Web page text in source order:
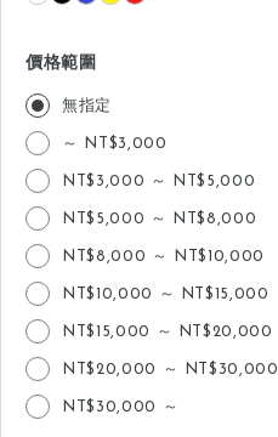
價格範圍
無指定
～ NT$3,000
NT$3,000 ～ NT$5,000
NT$5,000 ～ NT$8,000
NT$8,000 ～ NT$10,000
NT$10,000 ～ NT$15,000
NT$15,000 ～ NT$20,000
NT$20,000 ～ NT$30,000
NT$30,000 ～